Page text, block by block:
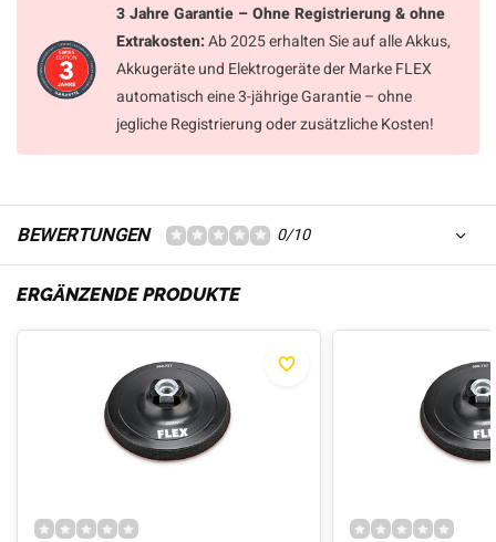
3 Jahre Garantie – Ohne Registrierung & ohne
Extrakosten:Ab 2025 erhalten Sie auf alle Akkus,
Akkugeräte und Elektrogeräte der Marke FLEX
automatisch eine 3-jährige Garantie – ohne
jegliche Registrierung oder zusätzliche Kosten!
BEWERTUNGEN 0/10
ERGÄNZENDE PRODUKTE